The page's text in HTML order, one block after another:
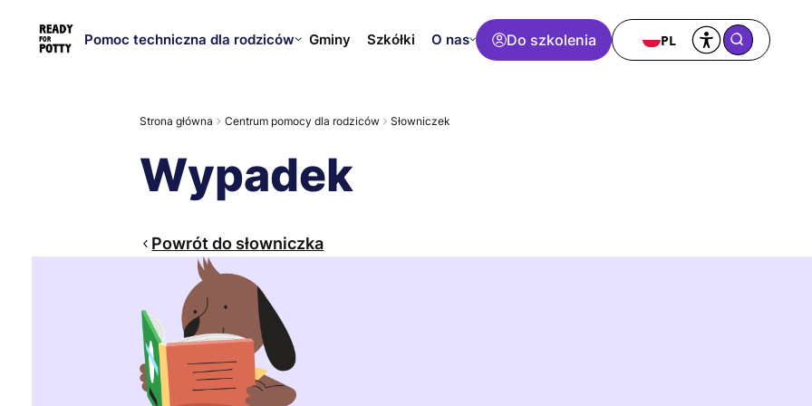
Pomoc techniczna dla rodziców Gminy Szkółki O nas Do szkolenia PL
Strona główna Centrum pomocy dla rodziców Słowniczek
Wypadek
Powrót do słowniczka